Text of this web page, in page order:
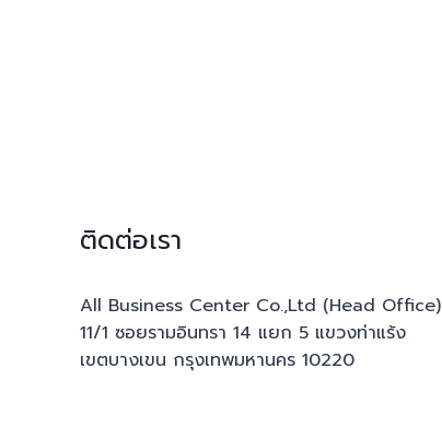
ติดต่อเรา
All Business Center Co.,Ltd (Head Office)
11/1 ซอยรามอินทรา 14 แยก 5 แขวงท่าแร้ง
เขตบางเขน กรุงเทพมหานคร 10220